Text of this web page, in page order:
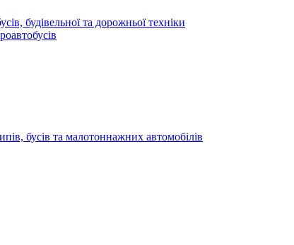
будівельної та дорожньої техніки
бусів та малотоннажних автомобілів